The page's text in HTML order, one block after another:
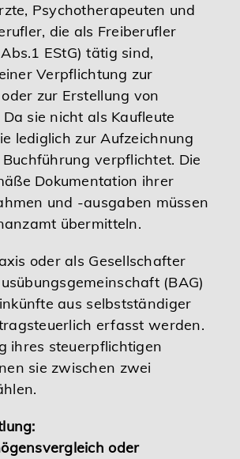
Psychotherapeuten und
die als Freiberufler
EStG) tätig sind,
Verpflichtung zur
zur Erstellung von
sie nicht als Kaufleute
lediglich zur Aufzeichnung
verpflichtet. Die
Dokumentation ihrer
und -ausgaben müssen
übermitteln.
oder als Gesellschafter
(BAG)
aus selbstständiger
erfasst werden.
ihres steuerpflichtigen
sie zwischen zwei
oder